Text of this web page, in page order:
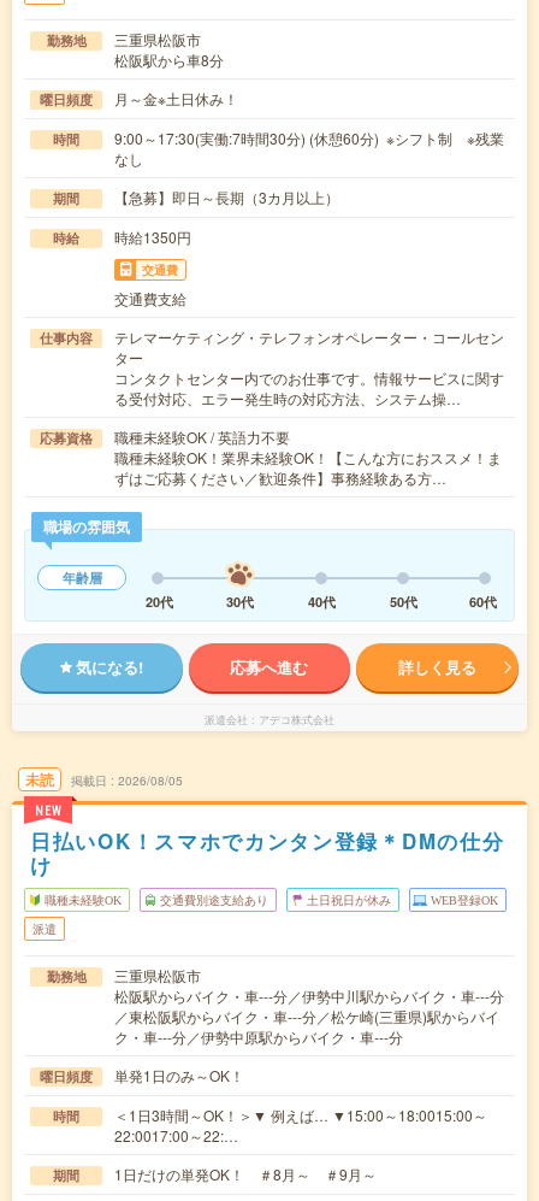
勤務地
三重県松阪市
松阪駅から車8分
曜日頻度 月～金※土日休み！
時間
9:00～17:30(実働:7時間30分) (休憩60分) ※シフト制 ※残業
なし
期間 【急募】即日～長期（3カ月以上）
時給 時給1350円
交通費
交通費支給
仕事内容
テレマーケティング・テレフォンオペレーター・コールセン
ター
コンタクトセンター内でのお仕事です。情報サービスに関す
る受付対応、エラー発生時の対応方法、システム操…
応募資格
職種未経験OK / 英語力不要
職種未経験OK！業界未経験OK！【こんな方におススメ！ま
ずはご応募ください／歓迎条件】事務経験ある方…
職場の雰囲気
年齢層
20代
30代 40代 50代 60代
気になる! 応募へ進む 詳しく見る
派遣会社 アデコ株式会社
未読
NEW
掲載日 2026/08/05
日払いOK！スマホでカンタン登録＊DMの仕分
け
職種未経験OK 交通費別途支給あり 土日祝日が休み WEB登録OK
派遣
勤務地
三重県松阪市
松阪駅からバイク・車---分／伊勢中川駅からバイク・車---分
／東松阪駅からバイク・車---分／松ケ崎(三重県)駅からバイ
ク・車---分／伊勢中原駅からバイク・車---分
曜日頻度 単発1日のみ～OK！
時間
＜1日3時間～OK！＞▼ 例えば… ▼15:00～18:0015:00～
22:0017:00～22:…
期間 1日だけの単発OK！ ＃8月～ ＃9月～